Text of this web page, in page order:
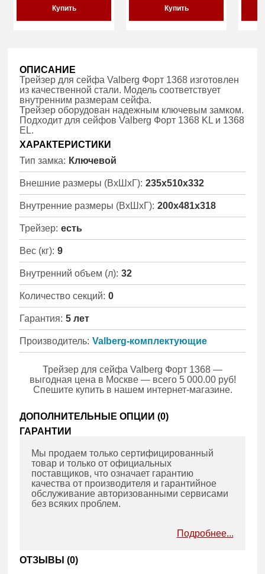
Купить Купить
ОПИСАНИЕ
Трейзер для сейфа Valberg Форт 1368 изготовлен
из качественной стали. Модель соответствует
внутренним размерам сейфа.
Трейзер оборудован надежным ключевым замком.
Подходит для сейфов Valberg Форт 1368 KL и 1368
EL.
ХАРАКТЕРИСТИКИ
Тип замка: Ключевой
Внешние размеры (ВхШхГ): 235x510x332
Внутренние размеры (ВхШхГ): 200x481x318
Трейзер: есть
Вес (кг): 9
Внутренний объем (л): 32
Количество секций: 0
Гарантия: 5 лет
Производитель: Valberg-комплектующие
Трейзер для сейфа Valberg Форт 1368 —
выгодная цена в Москве — всего 5 000.00 руб!
Спешите купить в нашем интернет-магазине.
ДОПОЛНИТЕЛЬНЫЕ ОПЦИИ (0)
ГАРАНТИИ
Мы продаем только сертифицированный
товар и только от официальных
поставщиков, что означает гарантию
качества от производителя и гарантийное
обслуживание авторизованными сервисами
без всяких проблем.
Подробнее...
ОТЗЫВЫ (0)